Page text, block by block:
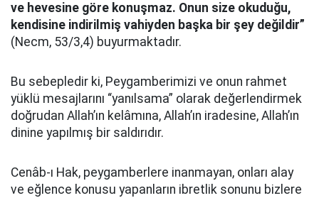
ve hevesine göre konuşmaz. Onun size okuduğu,
kendisine indirilmiş vahiyden başka bir şey değildir”
(Necm, 53/3,4) buyurmaktadır.
Bu sebepledir ki, Peygamberimizi ve onun rahmet
yüklü mesajlarını “yanılsama” olarak değerlendirmek
doğrudan Allah’ın kelâmına, Allah’ın iradesine, Allah’ın
dinine yapılmış bir saldırıdır.
Cenâb-ı Hak, peygamberlere inanmayan, onları alay
ve eğlence konusu yapanların ibretlik sonunu bizlere